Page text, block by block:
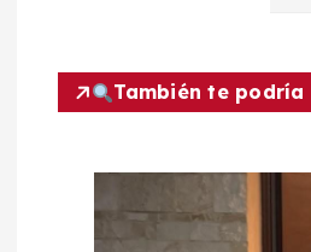
c
También te